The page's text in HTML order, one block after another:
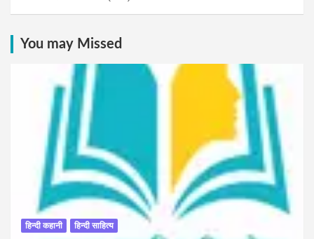
You may Missed
हिन्दी कहानी हिन्दी साहित्य